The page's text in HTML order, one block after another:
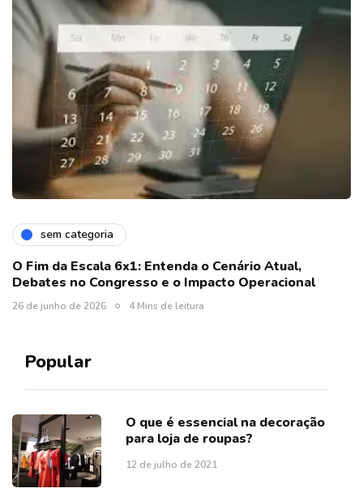
sem categoria
O Fim da Escala 6x1: Entenda o Cenário Atual,
Debates no Congresso e o Impacto Operacional
26 de junho de 2026 4 Mins de leitura
Popular
O que é essencial na decoração
para loja de roupas?
12 de julho de 2021